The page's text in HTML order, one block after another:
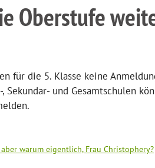
Oberstufe
für die 5. Klasse keine
Sekundar- und Gesamtschulen
warum eigentlich, Frau Christophery?